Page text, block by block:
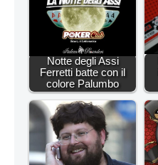
Notte degli Assi
Ferretti batte con il
colore Palumbo